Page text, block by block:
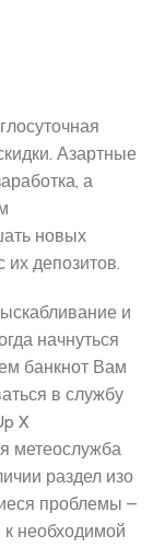
Азартные
а
новых
их депозитов.
и
начнуться
банкнот Вам
в службу
X
метеослужба
раздел изо
проблемы –
необходимой